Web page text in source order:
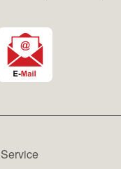
Service